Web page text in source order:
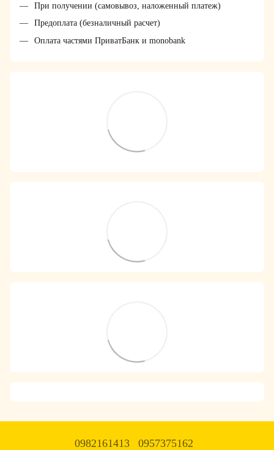
При получении (самовывоз, наложенный платеж)
Предоплата (безналичный расчет)
Оплата частями ПриватБанк и monobank
0982161413 0957375162